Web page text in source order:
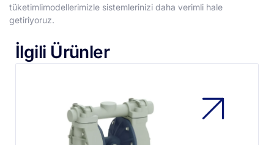
tüketimlimodellerimizle sistemlerinizi daha verimli hale
getiriyoruz.
İlgili Ürünler